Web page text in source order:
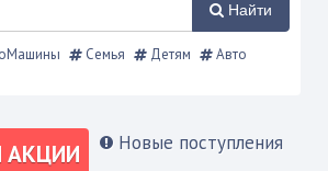
Найти
Семья Детям
Авто
АКЦИИ Новые поступления